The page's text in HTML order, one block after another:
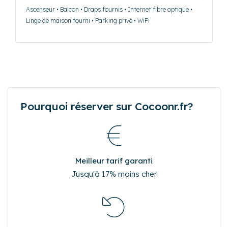
Ascenseur • Balcon • Draps fournis • Internet fibre optique •
Linge de maison fourni • Parking privé • WiFi
Pourquoi réserver sur Cocoonr.fr?
Meilleur tarif garanti
Jusqu'à 17% moins cher